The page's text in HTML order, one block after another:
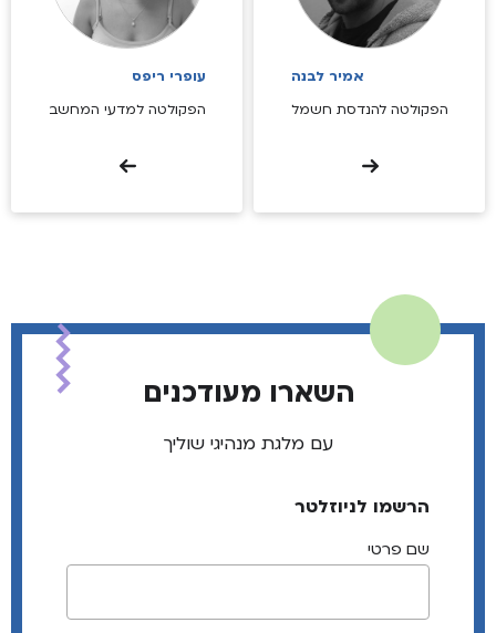
אמיר לבנה
הפקולטה להנדסת חשמל
עופרי ריפס
הפקולטה למדעי המחשב
השארו מעודכנים
עם מלגת מנהיגי שוליך
הרשמו לניוזלטר
שם פרטי